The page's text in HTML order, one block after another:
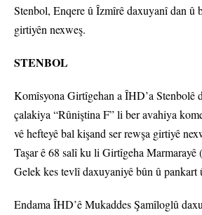
Stenbol, Enqere û Îzmîrê daxuyanî dan û
girtiyên nexweş.
STENBOL
Komîsyona Girtîgehan a ÎHD’a Stenbolê
çalakiya “Rûniştina F” li ber avahiya
vê hefteyê bal kişand ser rewşa girtiyê
Taşar ê 68 salî ku li Girtîgeha
Gelek kes tevlî daxuyaniyê bûn û pankart
Endama ÎHD’ê Mukaddes Şamîloglû